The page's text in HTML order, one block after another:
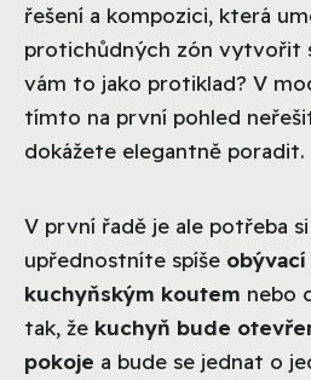
řešení a kompozici, která
protichůdných zón vytvořit
vám to jako protiklad? V
tímto na první pohled
dokážete elegantně poradit.
V první řadě je ale potřeba
upřednostníte spíše
kuchyňským koutem nebo
tak, že kuchyň bude
pokoje a bude se jednat o